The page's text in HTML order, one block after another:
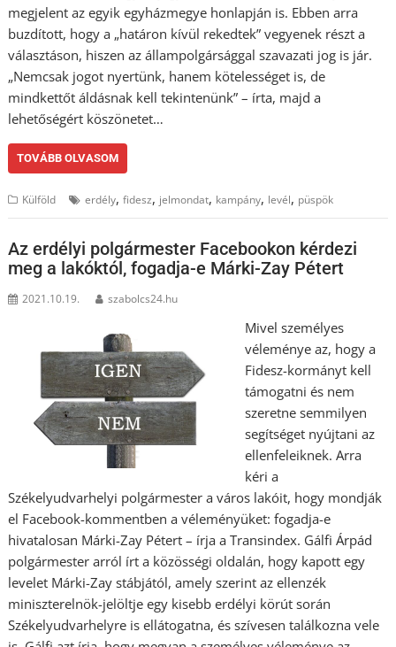
megjelent az egyik egyházmegye honlapján is. Ebben arra
buzdított, hogy a „határon kívül rekedtek” vegyenek részt a
választáson, hiszen az állampolgársággal szavazati jog is jár.
„Nemcsak jogot nyertünk, hanem kötelességet is, de
mindkettőt áldásnak kell tekintenünk” – írta, majd a
lehetőségért köszönetet…
TOVÁBB OLVASOM
Külföld erdély,fidesz, jelmondat, kampány, levél, püspök
Az erdélyi polgármester Facebookon kérdezi
meg a lakóktól, fogadja-e Márki-Zay Pétert
2021.10.19. szabolcs24.hu
Mivel személyes
véleménye az, hogy a
Fidesz-kormányt kell
támogatni és nem
szeretne semmilyen
segítséget nyújtani az
ellenfeleiknek. Arra
kéri a
Székelyudvarhelyi polgármester a város lakóit, hogy mondják
el Facebook-kommentben a véleményüket: fogadja-e
hivatalosan Márki-Zay Pétert – írja a Transindex. Gálfi Árpád
polgármester arról írt a közösségi oldalán, hogy kapott egy
levelet Márki-Zay stábjától, amely szerint az ellenzék
miniszterelnök-jelöltje egy kisebb erdélyi körút során
Székelyudvarhelyre is ellátogatna, és szívesen találkozna vele